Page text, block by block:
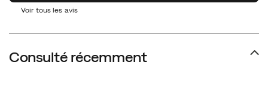
Voir tous les avis
Consulté récemment